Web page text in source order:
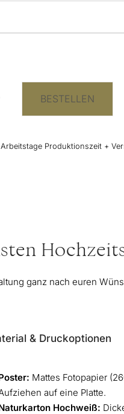
BESTELLEN
Produktionszeit +
ganz nach euren
& Druckoptionen
Mattes Fotopapier
auf eine Platte.
Hochweiß: